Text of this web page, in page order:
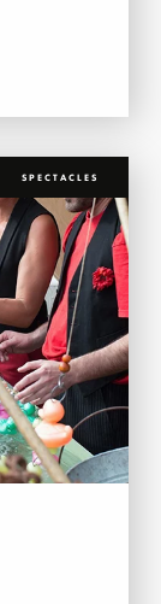
SPECTACLES